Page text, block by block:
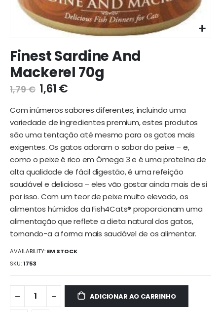
para
o
início
da
galeria
imagens
Finest Sardine And
Mackerel 70g
1,79 € 1,61 €
Com inúmeros sabores diferentes, incluindo uma
variedade de ingredientes premium, estes produtos
são uma tentação até mesmo para os gatos mais
exigentes. Os gatos adoram o sabor do peixe – e,
como o peixe é rico em Ómega 3 e é uma proteína de
alta qualidade de fácil digestão, é uma refeição
saudável e deliciosa – eles vão gostar ainda mais de si
por isso. Com um teor de peixe muito elevado, os
alimentos húmidos da Fish4Cats® proporcionam uma
alimentação que reflete a dieta natural dos gatos,
tornando-a a forma mais saudável de os alimentar.
AVAILABILITY: EM STOCK
SKU 1753
ADICIONAR AO CARRINHO